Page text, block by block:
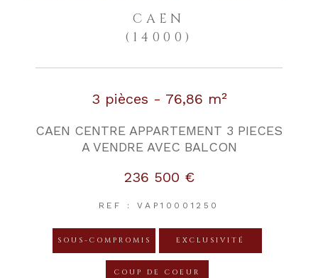
CAEN
(14000)
3 pièces - 76,86 m²
CAEN CENTRE APPARTEMENT 3 PIECES
A VENDRE AVEC BALCON
236 500 €
REF : VAP10001250
SOUS-COMPROMIS EXCLUSIVITÉ
COUP DE COEUR